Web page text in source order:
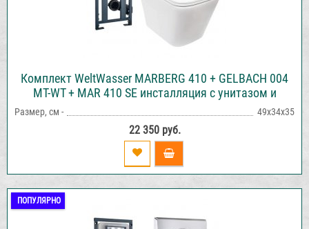
Комплект WeltWasser MARBERG 410 + GELBACH 004
MT-WT + MAR 410 SE инсталляция с унитазом и
Размер, см - 49х34х35
22 350 руб.
ПОПУЛЯРНО